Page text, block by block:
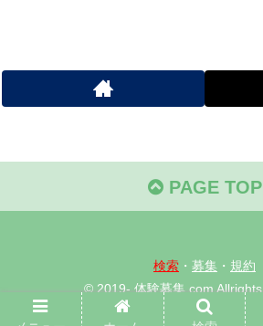
PAGE TOP
検索 ・ 募集 ・ 規約
© 2019- 体験募集.com Allrights
当サイト内容、画像等の無断転載